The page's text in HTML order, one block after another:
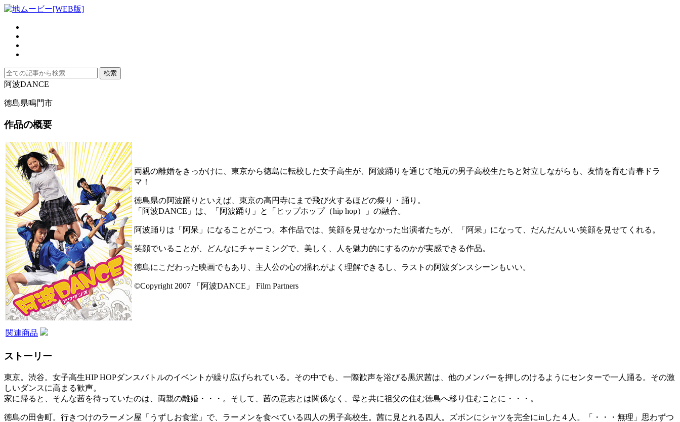
阿波DANCE
徳島県鳴門市
作品の概要
両親の離婚をきっかけに、東京から徳島に転校した女子高生が、阿波踊りを通じて地元の男子高校生たちと対立しながらも、友情を育む青春ドラ
マ！
徳島県の阿波踊りといえば、東京の高円寺にまで飛び火するほどの祭り・踊り。
「阿波DANCE」は、「阿波踊り」と「ヒップホップ（hip hop）」の融合。
阿波踊りは「阿呆」になることがこつ。本作品では、笑顔を見せなかった出演者たちが、「阿呆」になって、だんだんいい笑顔を見せてくれる。
笑顔でいることが、どんなにチャーミングで、美しく、人を魅力的にするのかが実感できる作品。
徳島にこだわった映画でもあり、主人公の心の揺れがよく理解できるし、ラストの阿波ダンスシーンもいい。
©Copyright 2007 「阿波DANCE」 Film Partners
関連商品
ストーリー
東京。渋谷。女子高生HIP HOPダンスバトルのイベントが繰り広げられている。その中でも、一際歓声を浴びる黒沢茜は、他のメンバーを押しのけるようにセンターで一人踊る。その激
しいダンスに高まる歓声。
家に帰ると、そんな茜を待っていたのは、両親の離婚・・・。そして、茜の意志とは関係なく、母と共に祖父の住む徳島へ移り住むことに・・・。
徳島の田舎町。行きつけのラーメン屋「うずしお食堂」で、ラーメンを食べている四人の男子高校生。茜に見とれる四人。ズボンにシャツを完全にinした４人。「・・・無理」思わずつ